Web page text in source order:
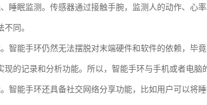
睡眠监测。传感器通过接触手腕，监测人的动作、心
不同。
智能手环仍然无法摆脱对末端硬件和软件的依赖，毕
现的记录和分析功能。所以，智能手环与手机或者电脑
智能手环还具备社交网络分享功能，比如用户可以将